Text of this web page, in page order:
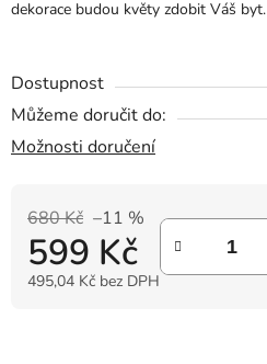
dekorace budou květy zdobit Váš byt.
Dostupnost
Můžeme doručit do:
Možnosti doručení
680 Kč –11 %
599 Kč
495,04 Kč bez DPH